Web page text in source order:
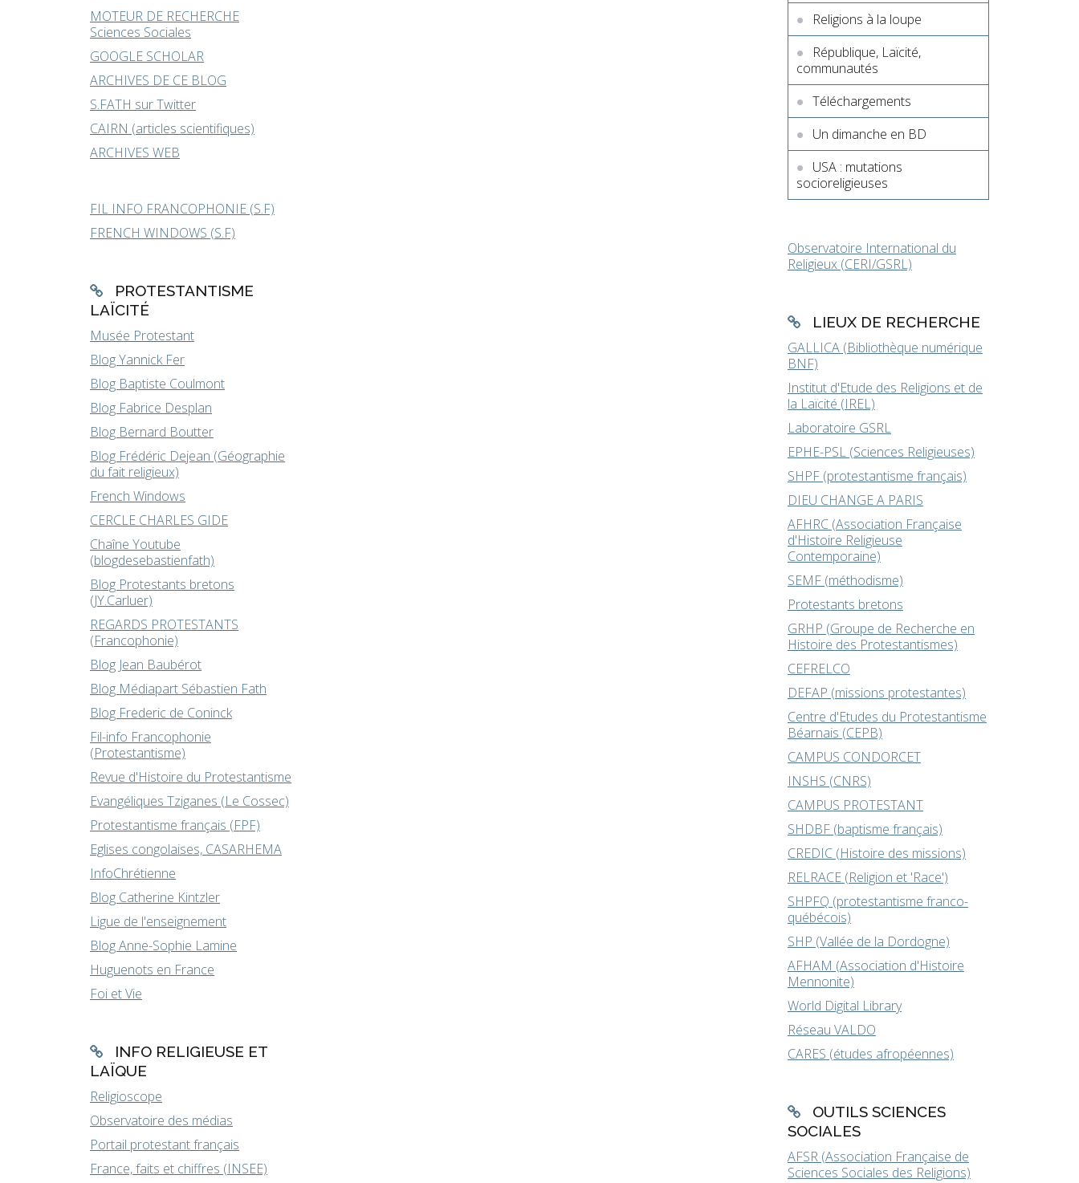
MOTEUR DE RECHERCHE
Sciences Sociales
GOOGLE SCHOLAR
ARCHIVES DE CE BLOG
S.FATH sur Twitter
CAIRN (articles scientifiques)
ARCHIVES WEB
FIL INFO FRANCOPHONIE (S.F)
FRENCH WINDOWS (S.F)
PROTESTANTISME
LAÏCITÉ
Musée Protestant
Blog Yannick Fer
Blog Baptiste Coulmont
Blog Fabrice Desplan
Blog Bernard Boutter
Blog Frédéric Dejean (Géographie
du fait religieux)
French Windows
CERCLE CHARLES GIDE
Chaîne Youtube
(blogdesebastienfath)
Blog Protestants bretons
(JY.Carluer)
REGARDS PROTESTANTS
(Francophonie)
Blog Jean Baubérot
Blog Médiapart Sébastien Fath
Blog Frederic de Coninck
Fil-info Francophonie
(Protestantisme)
Revue d'Histoire du Protestantisme
Evangéliques Tziganes (Le Cossec)
Protestantisme français (FPF)
Eglises congolaises, CASARHEMA
InfoChrétienne
Blog Catherine Kintzler
Ligue de l'enseignement
Blog Anne-Sophie Lamine
Huguenots en France
Foi et Vie
INFO RELIGIEUSE ET
LAÏQUE
Religioscope
Observatoire des médias
Portail protestant français
France, faits et chiffres (INSEE)
Religions à la loupe
République, Laïcité,
communautés
Téléchargements
Un dimanche en BD
USA : mutations
socioreligieuses
Observatoire International du
Religieux (CERI/GSRL)
LIEUX DE RECHERCHE
GALLICA (Bibliothèque numérique
BNF)
Institut d'Etude des Religions et de
la Laïcité (IREL)
Laboratoire GSRL
EPHE-PSL (Sciences Religieuses)
SHPF (protestantisme français)
DIEU CHANGE A PARIS
AFHRC (Association Française
d'Histoire Religieuse
Contemporaine)
SEMF (méthodisme)
Protestants bretons
GRHP (Groupe de Recherche en
Histoire des Protestantismes)
CEFRELCO
DEFAP (missions protestantes)
Centre d'Etudes du Protestantisme
Béarnais (CEPB)
CAMPUS CONDORCET
INSHS (CNRS)
CAMPUS PROTESTANT
SHDBF (baptisme français)
CREDIC (Histoire des missions)
RELRACE (Religion et 'Race')
SHPFQ (protestantisme franco-
québécois)
SHP (Vallée de la Dordogne)
AFHAM (Association d'Histoire
Mennonite)
World Digital Library
Réseau VALDO
CARES (études afropéennes)
OUTILS SCIENCES
SOCIALES
AFSR (Association Française de
Sciences Sociales des Religions)